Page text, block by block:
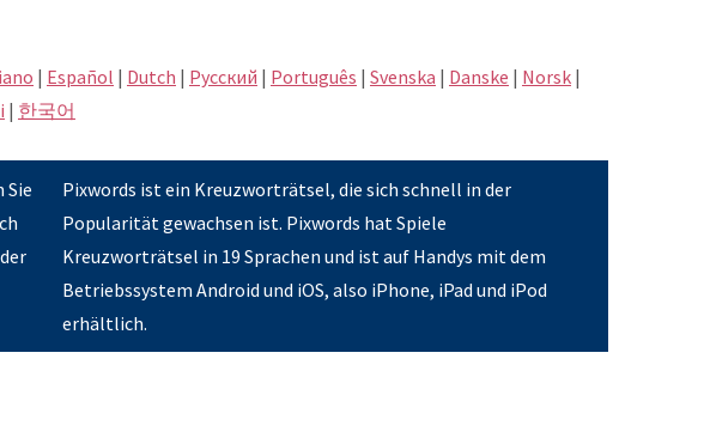
| Español | Dutch | Pусский | Português | Svenska | Danske | Norsk |
| 한국어
Sie
Pixwords ist ein Kreuzworträtsel, die sich schnell in der
Popularität gewachsen ist. Pixwords hat Spiele
Kreuzworträtsel in 19 Sprachen und ist auf Handys mit dem
Betriebssystem Android und iOS, also iPhone, iPad und iPod
erhältlich.